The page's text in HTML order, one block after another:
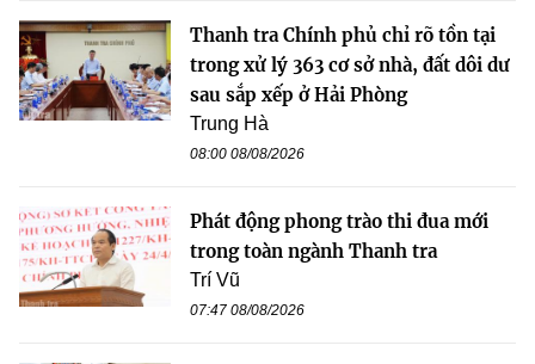
Thanh tra Chính phủ chỉ rõ tồn tại
trong xử lý 363 cơ sở nhà, đất dôi dư
sau sắp xếp ở Hải Phòng
Trung Hà
08:00 08/08/2026
Phát động phong trào thi đua mới
trong toàn ngành Thanh tra
Trí Vũ
07:47 08/08/2026